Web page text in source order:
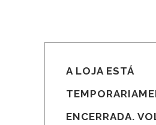
A LOJA ESTÁ
ENCERRADA.